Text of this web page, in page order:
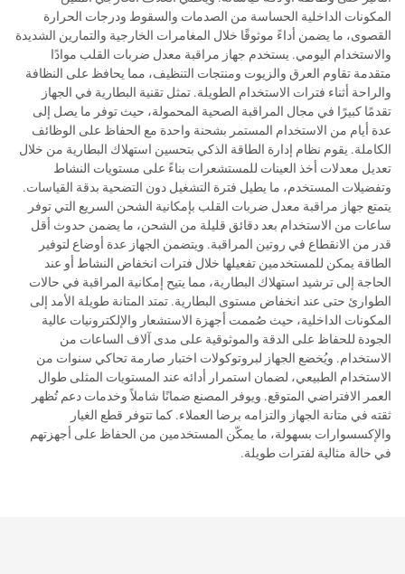
المكونات الداخلية الحساسة من الصدمات والسقوط ودرجات الحرارة
القصوى، ما يضمن أداءً موثوقًا خلال المغامرات الخارجية والتمارين الشديدة
والاستخدام اليومي. يستخدم جهاز مراقبة معدل ضربات القلب موادًا
متقدمة تقاوم العرق والزيوت ومنتجات التنظيف، مما يحافظ على النظافة
والراحة أثناء فترات الاستخدام الطويلة. تمثل تقنية البطارية في الجهاز
تقدمًا كبيرًا في مجال المراقبة الصحية المحمولة، حيث توفر ما يصل إلى
عدة أيام من الاستخدام المستمر بشحنة واحدة مع الحفاظ على الوظائف
الكاملة. يقوم نظام إدارة الطاقة الذكي بتحسين استهلاك البطارية من خلال
تعديل معدلات أخذ العينات للمستشعرات بناءً على مستويات النشاط
وتفضيلات المستخدم، ما يطيل فترة التشغيل دون التضحية بدقة القياسات.
يتمتع جهاز مراقبة معدل ضربات القلب بإمكانية الشحن السريع التي توفر
ساعات من الاستخدام بعد دقائق قليلة من الشحن، ما يضمن حدوث أقل
قدر من الانقطاع في روتين المراقبة. ويتضمن الجهاز عدة أوضاع لتوفير
الطاقة يمكن للمستخدمين تفعيلها خلال فترات انخفاض النشاط أو عند
الحاجة إلى ترشيد استهلاك البطارية، مما يتيح إمكانية المراقبة في حالات
الطوارئ حتى عند انخفاض مستوى البطارية. تمتد المتانة طويلة الأمد إلى
المكونات الداخلية، حيث صُممت أجهزة الاستشعار والإلكترونيات عالية
الجودة للحفاظ على الدقة والموثوقية على مدى آلاف الساعات من
الاستخدام. ويُخضع الجهاز لبروتوكولات اختبار صارمة تحاكي سنوات من
الاستخدام الطبيعي، لضمان استمرار أدائه عند المستويات المثلى طوال
العمر الافتراضي المتوقع. ويوفر المصنع ضمانًا شاملاً وخدمات دعم تُظهر
ثقته في متانة الجهاز والتزامه برضا العملاء. كما تتوفر قطع الغيار
والإكسسوارات بسهولة، ما يمكّن المستخدمين من الحفاظ على أجهزتهم
في حالة مثالية لفترات طويلة.